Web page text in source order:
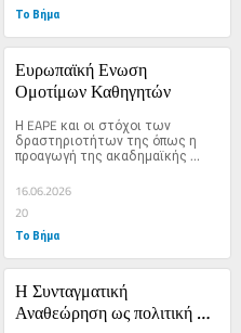
Το Βήμα
Ευρωπαϊκή Ενωση
Ομοτίμων Καθηγητών
Η EAPE και οι στόχοι των
δραστηριοτήτων της όπως η
προαγωγή της ακαδημαϊκής
έρευνας,...
16.06.2026
20
Το Βήμα
Η Συνταγματική
Αναθεώρηση ως πολιτική